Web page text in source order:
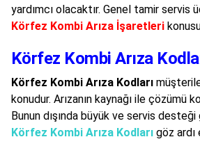
yardımcı olacaktır. Genel tamir servis
Körfez Kombi Arıza İşaretleri
Körfez Kombi Arıza
Körfez Kombi Arıza Kodları
konudur. Arızanın kaynağı ile çözümü
Bunun dışında büyük ve servis
Körfez Kombi Arıza Kodlarıgöz ardı